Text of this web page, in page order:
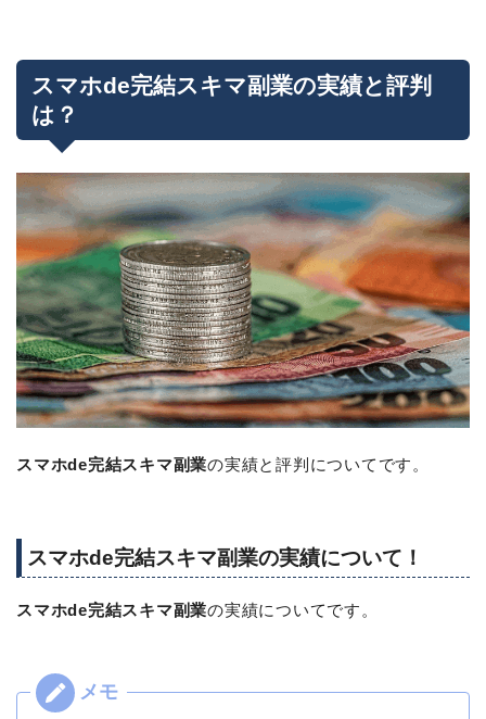
スマホde完結スキマ副業の実績と評判
は？
スマホde完結スキマ副業の実績と評判についてです。
スマホde完結スキマ副業の実績について！
スマホde完結スキマ副業の実績についてです。